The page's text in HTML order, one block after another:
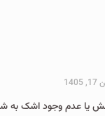
یا عدم وجود اشک به